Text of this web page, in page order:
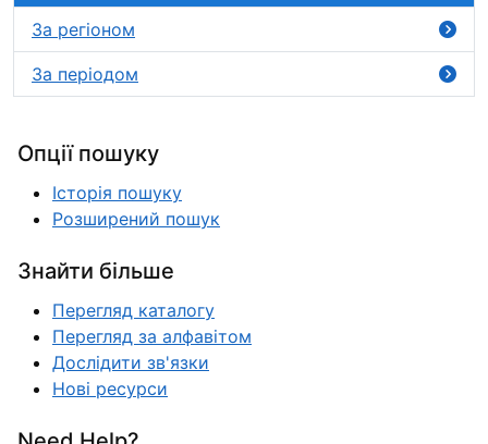
За регіоном
За періодом
Опції пошуку
Історія пошуку
Розширений пошук
Знайти більше
Перегляд каталогу
Перегляд за алфавітом
Дослідити зв'язки
Нові ресурси